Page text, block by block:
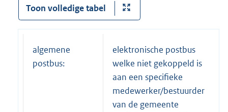
Toon volledige tabel
algemene
postbus:
elektronische postbus
welke niet gekoppeld is
aan een specifieke
medewerker/bestuurder
van de gemeente